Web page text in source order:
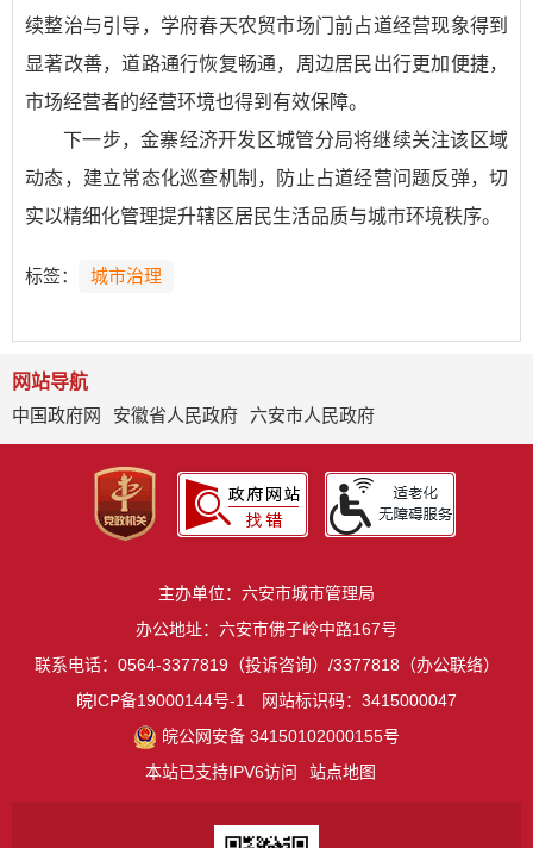
续整治与引导，学府春天农贸市场门前占道经营现象得到
显著改善，道路通行恢复畅通，周边居民出行更加便捷，
市场经营者的经营环境也得到有效保障。
下一步，金寨经济开发区城管分局将继续关注该区域
动态，建立常态化巡查机制，防止占道经营问题反弹，切
实以精细化管理提升辖区居民生活品质与城市环境秩序。
标签： 城市治理
网站导航
中国政府网
安徽省人民政府 六安市人民政府
主办单位：六安市城市管理局
办公地址：六安市佛子岭中路167号
联系电话：0564-3377819（投诉咨询）/3377818（办公联络）
皖ICP备19000144号-1
网站标识码：3415000047
皖公网安备 34150102000155号
本站已支持IPV6访问
站点地图